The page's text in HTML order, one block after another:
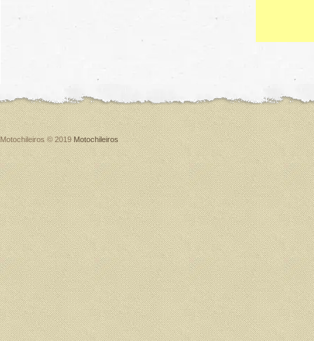
Motochileiros © 2019Motochileiros